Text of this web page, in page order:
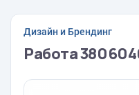
Дизайн и Брендинг
Работа